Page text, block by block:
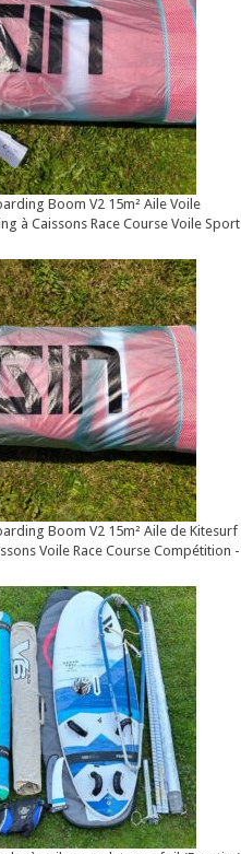
Boom V2 15m² Aile Voile
à Caissons Race Course Voile Sport
Boom V2 15m² Aile de Kitesurf
Voile Race Course Compétition -